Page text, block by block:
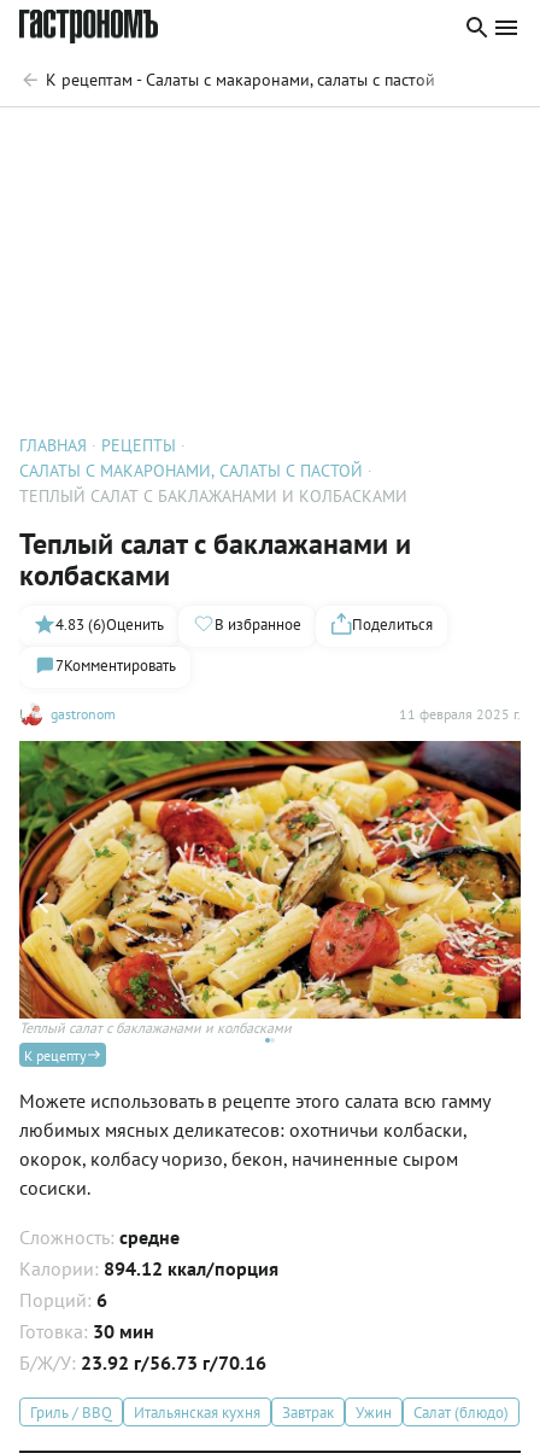
К рецептам - Салаты с макаронами, салаты с пастой
ГЛАВНАЯ
РЕЦЕПТЫ
САЛАТЫ С МАКАРОНАМИ, САЛАТЫ С ПАСТОЙ
ТЕПЛЫЙ САЛАТ С БАКЛАЖАНАМИ И КОЛБАСКАМИ
Теплый салат с баклажанами и
колбасками
gastronom 11 февраля 2025 г.
4.83 (6)Оценить В избранное
Поделиться
7Комментировать
Теплый салат с баклажанами и колбасками
К рецепту
Можете использовать в рецепте этого салата всю гамму
любимых мясных деликатесов: охотничьи колбаски,
окорок, колбасу чоризо, бекон, начиненные сыром
сосиски.
Сложность: средне
Калории: 894.12 ккал/порция
Порций: 6
Готовка: 30 мин
Б/Ж/У: 23.92 г/56.73 г/70.16
Гриль / BBQ Итальянская кухня Завтрак Ужин Салат (блюдо)